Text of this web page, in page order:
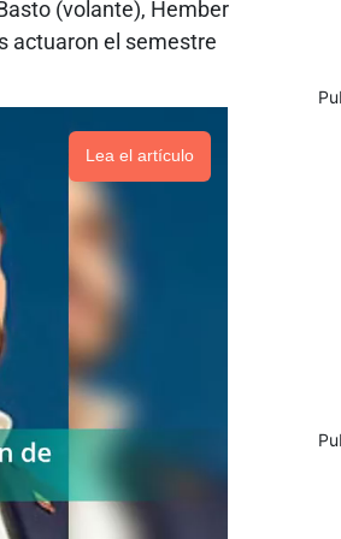
(volante), Hember
actuaron el semestre
Lea el artículo